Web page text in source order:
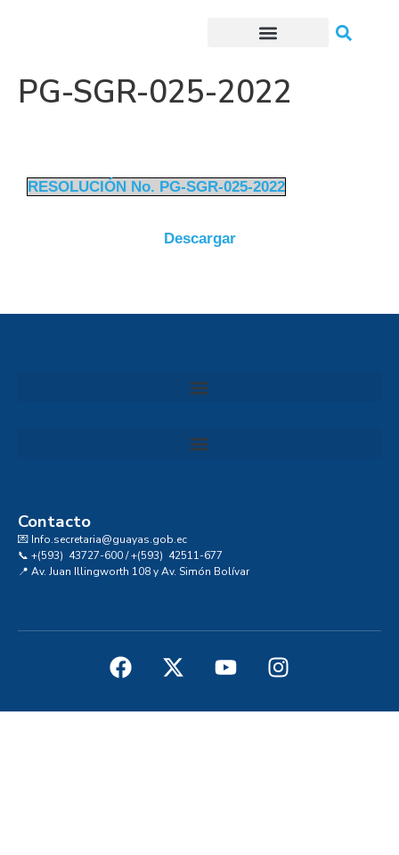
PG-SGR-025-2022
RESOLUCIÓN No. PG-SGR-025-2022
Descargar
Contacto
💌 Info.secretaria@guayas.gob.ec
📞 +(593) 43727-600 / +(593) 42511-677
📍 Av. Juan Illingworth 108 y Av. Simón Bolívar